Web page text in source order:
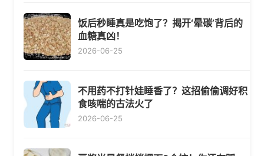
饭后秒睡真是吃饱了？揭开‘晕碳’背后的
血糖真凶！
2026-06-25
不用药不打针娃睡香了？这招偷偷调好积
食咳喘的古法火了
2026-06-25